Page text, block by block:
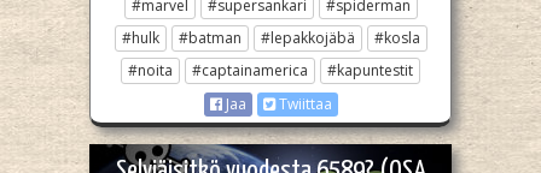
#marvel #supersankari
#spiderman
#hulk
#batman #lepakkojäbä
#kosla
#noita
#captainamerica
#kapuntestit
Jaa
Twiittaa